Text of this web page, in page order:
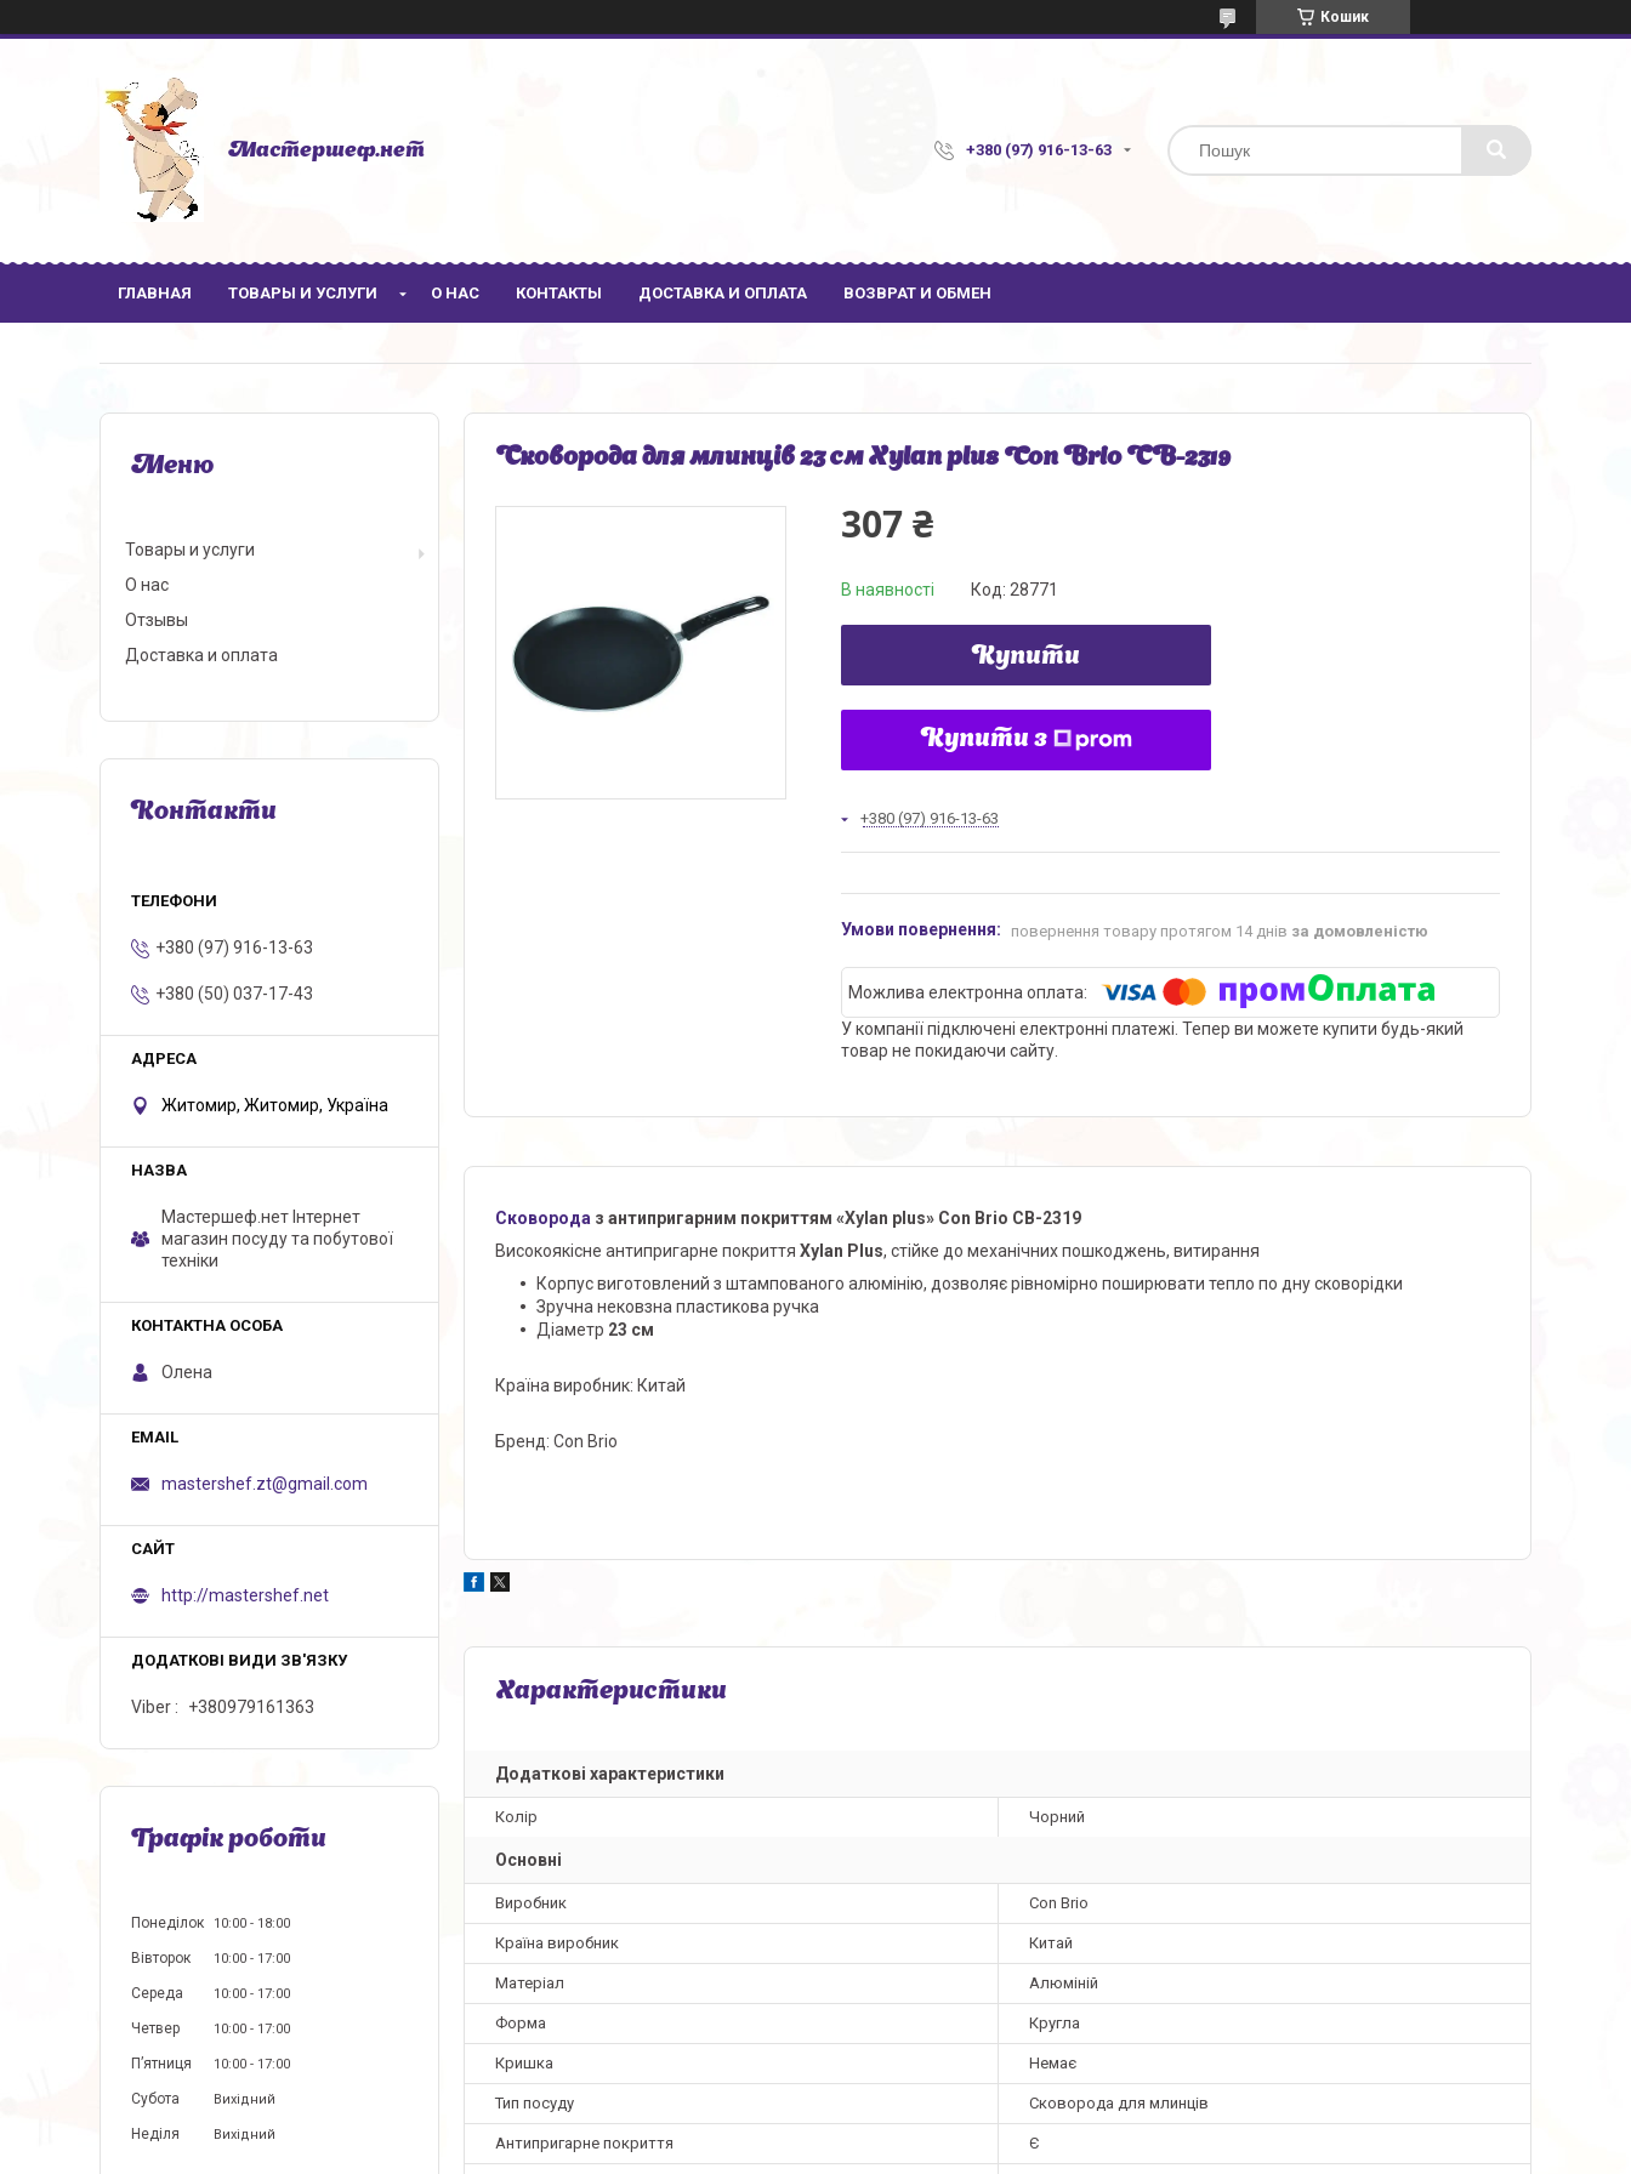
Кошик
Мастершеф.нет +380 (97) 916-13-63
ГЛАВНАЯ ТОВАРЫ И УСЛУГИ О НАС КОНТАКТЫ ДОСТАВКА И ОПЛАТА ВОЗВРАТ И ОБМЕН
Сковорода для млинців 23 см Xylan plus Con Brio СВ-2319
307 ₴
В наявності Код: 28771
Купити
Купити з
+380 (97) 916-13-63
повернення товару протягом 14 днів за домовленістю
У компанії підключені електронні платежі. Тепер ви можете купити будь-який
товар не покидаючи сайту.
Сковорода з антипригарним покриттям «Xylan plus» Con Brio СВ-2319
Високоякісне антипригарне покриття Xylan Plus, стійке до механічних пошкоджень, витирання
Корпус виготовлений з штампованого алюмінію, дозволяє рівномірно поширювати тепло по дну сковорідки
Зручна нековзна пластикова ручка
Діаметр 23 см
Країна виробник: Китай
Бренд: Con Brio
Характеристики
Додаткові характеристики
Колір Чорний
Основні
Виробник Con Brio
Країна виробник Китай
Матеріал Алюміній
Форма Кругла
Кришка Немає
Тип посуду Сковорода для млинців
Антипригарне покриття Є
Товары и услуги
О нас
Отзывы
Доставка и оплата
Контакти
+380 (97) 916-13-63
+380 (50) 037-17-43
Житомир, Житомир, Україна
Мастершеф.нет Iнтернет
магазин посуду та побутової
техніки
Олена
mastershef.zt@gmail.com
http://mastershef.net
Viber +380979161363
Графік роботи
Понеділок 10:00 18:00
Вівторок 10:00 17:00
Середа 10:00 17:00
Четвер 10:00 17:00
Пʼятниця 10:00 17:00
Субота Вихідний
Неділя Вихідний